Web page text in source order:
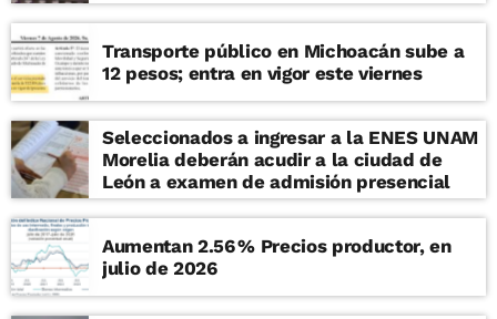
Transporte público en Michoacán sube a
12 pesos; entra en vigor este viernes
Seleccionados a ingresar a la ENES UNAM
Morelia deberán acudir a la ciudad de
León a examen de admisión presencial
Aumentan 2.56 % Precios productor, en
julio de 2026